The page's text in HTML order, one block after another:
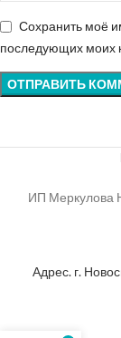
Сохранить моё
последующих моих
ИП Меркулова
Адрес. г.